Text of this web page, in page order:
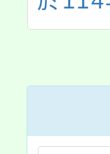
~114
於華
園區
舉辦